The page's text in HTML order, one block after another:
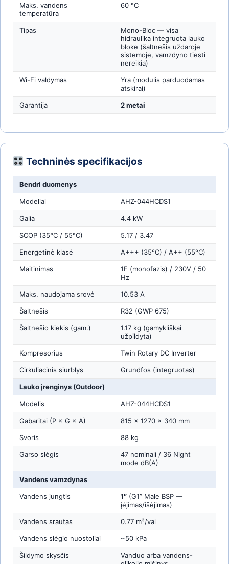
Maks. vandens
temperatūra
60 °C
Tipas
Mono-Bloc — visa
hidraulika integruota lauko
bloke (šaltnešis uždaroje
sistemoje, vamzdyno tiesti
nereikia)
Wi-Fi valdymas
Yra (modulis parduodamas
atskirai)
Garantija 2 metai
Techninės specifikacijos
Bendri duomenys
Modeliai AHZ-044HCDS1
Galia 4.4 kW
SCOP (35°C / 55°C) 5.17 / 3.47
Energetinė klasė A+++ (35°C) / A++ (55°C)
Maitinimas
1F (monofazis) / 230V / 50
Hz
Maks. naudojama srovė 10.53 A
Šaltnešis R32 (GWP 675)
Šaltnešio kiekis (gam.)
1.17 kg (gamykliškai
užpildyta)
Kompresorius Twin Rotary DC Inverter
Cirkuliacinis siurblys Grundfos (integruotas)
Lauko įrenginys (Outdoor)
Modelis AHZ-044HCDS1
Gabaritai (P × G × A) 815 × 1270 × 340 mm
Svoris 88 kg
Garso slėgis
47 nominali / 36 Night
mode dB(A)
Vandens vamzdynas
Vandens jungtis 1″ (G1” Male BSP —
įėjimas/išėjimas)
Vandens srautas 0.77 m³/val
Vandens slėgio nuostoliai ~50 kPa
Šildymo skysčis
Vanduo arba vandens-